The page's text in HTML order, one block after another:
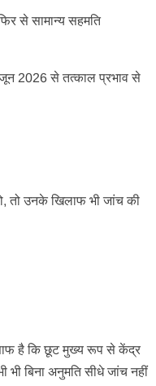
से सामान्य सहमति
जून 2026 से तत्काल प्रभाव से
तो उनके खिलाफ भी जांच की
साफ है कि छूट मुख्य रूप से केंद्र
बिना अनुमति सीधे जांच नहीं